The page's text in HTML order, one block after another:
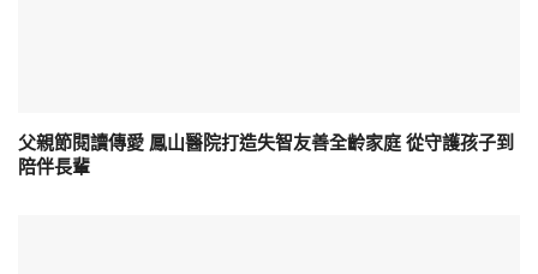
父親節閱讀傳愛 鳳山醫院打造失智友善全齡家庭 從守護孩子到
陪伴長輩